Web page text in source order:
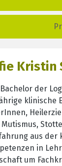
Kristin
der
klinische
aus der
in
um